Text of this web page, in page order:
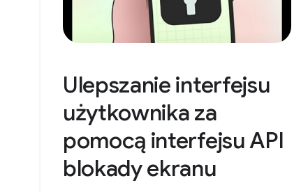
Ulepszanie interfejsu
użytkownika za
pomocą interfejsu API
blokady ekranu